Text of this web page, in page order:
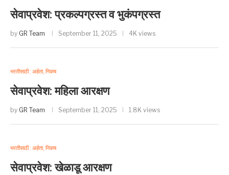
सेवाप्रवेश: प्रकल्पग्रस्त व भुकंपग्रस्त
by GR Team September 11, 2025 4K views
भरतीसाठी : अर्हता, निकष
सेवाप्रवेश: महिला आरक्षण
by GR Team September 11, 2025 1.8K views
भरतीसाठी : अर्हता, निकष
सेवाप्रवेश: खेळाडू आरक्षण